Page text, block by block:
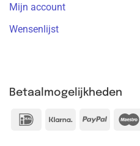
Mijn account
Wensenlijst
Betaalmogelijkheden
IDeal Klarna PayPal